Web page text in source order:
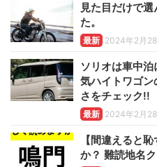
見た目だけで
た。
最新 2024年2月
ソリオは車中
気ハイトワゴ
さをチェック!!
最新 2024年2月
【間違えると
か？ 難読地名ク